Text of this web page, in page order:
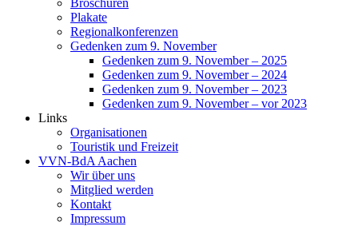
Plakate
Regionalkonferenzen
Gedenken zum 9. November
Gedenken zum 9. November – 2025
Gedenken zum 9. November – 2024
Gedenken zum 9. November – 2023
Gedenken zum 9. November – vor 2023
Links
Organisationen
Touristik und Freizeit
VVN-BdA Aachen
Wir über uns
Mitglied werden
Kontakt
Impressum